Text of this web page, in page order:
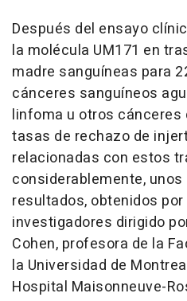
Después del ensayo
la molécula UM171 en
madre sanguíneas para
cánceres sanguíneos
linfoma u otros cánceres
tasas de rechazo de
relacionadas con estos
considerablemente,
resultados, obtenidos por
investigadores dirigido
Cohen, profesora de la
la Universidad de
Hospital Maisonneuve-